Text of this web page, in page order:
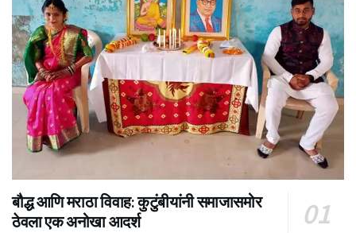
बौद्ध आणि मराठा विवाह: कुटुंबीयांनी समाजासमोर
ठेवला एक अनोखा आदर्श